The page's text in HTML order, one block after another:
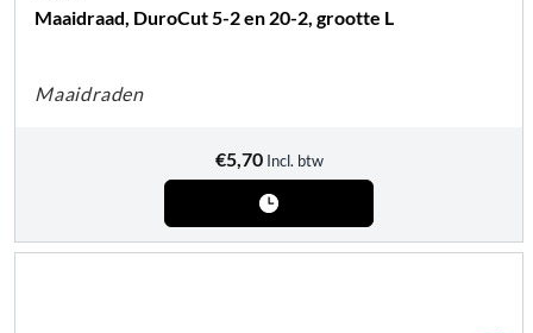
Maaidraad, DuroCut 5-2 en 20-2, grootte L
Maaidraden
€5,70 Incl. btw